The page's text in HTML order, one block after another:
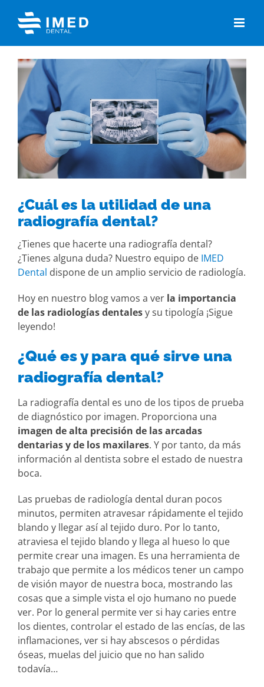
content
View
Larger
Image
¿Cuál es la utilidad de una
radiografía dental?
¿Tienes que hacerte una radiografía dental?
¿Tienes alguna duda? Nuestro equipo de IMED
Dental dispone de un amplio servicio de radiología.
Hoy en nuestro blog vamos a ver la importancia
de las radiologías dentalesy su tipología ¡Sigue
leyendo!
¿Qué es y para qué sirve una
radiografía dental?
La radiografía dental es uno de los tipos de prueba
de diagnóstico por imagen. Proporciona una
imagen de alta precisión de las arcadas
dentarias y de los maxilares. Y por tanto, da más
información al dentista sobre el estado de nuestra
boca.
Las pruebas de radiología dental duran pocos
minutos, permiten atravesar rápidamente el tejido
blando y llegar así al tejido duro. Por lo tanto,
atraviesa el tejido blando y llega al hueso lo que
permite crear una imagen. Es una herramienta de
trabajo que permite a los médicos tener un campo
de visión mayor de nuestra boca, mostrando las
cosas que a simple vista el ojo humano no puede
ver. Por lo general permite ver si hay caries entre
los dientes, controlar el estado de las encías, de las
inflamaciones, ver si hay abscesos o pérdidas
óseas, muelas del juicio que no han salido
todavía…